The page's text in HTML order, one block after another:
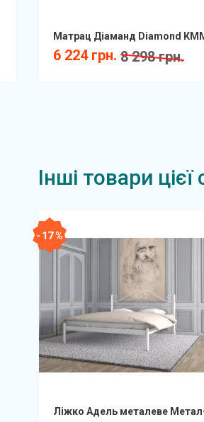
Матрац Діаманд Diamond
6 224 грн. 8 298 грн.
Інші товари цієї
- 17 %